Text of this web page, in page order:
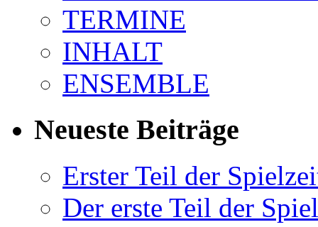
TERMINE
INHALT
ENSEMBLE
Neueste Beiträge
Erster Teil der
Der erste Teil der